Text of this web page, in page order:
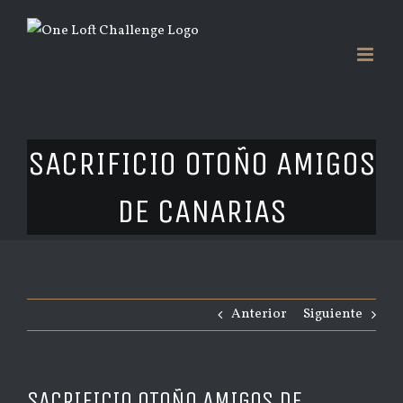
SACRIFICIO OTOÑO AMIGOS
DE CANARIAS
Anterior Siguiente